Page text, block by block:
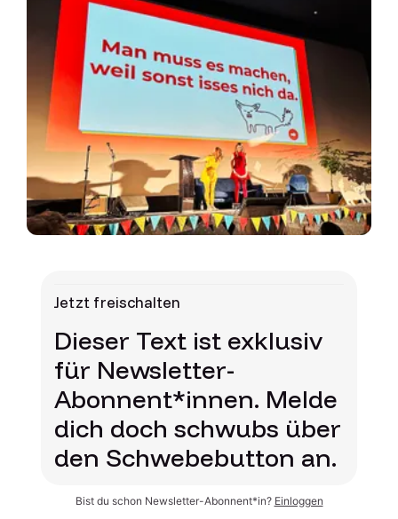
Jetzt freischalten
Dieser Text ist exklusiv
für Newsletter-
Abonnent*innen. Melde
dich doch schwubs über
den Schwebebutton an.
Bist du schon Newsletter-Abonnent*in? Einloggen